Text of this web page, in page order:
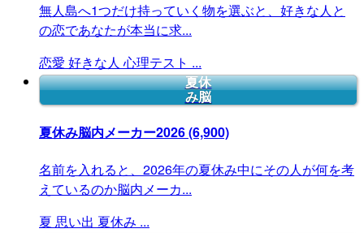
無人島へ1つだけ持っていく物を選ぶと、好きな人と
の恋であなたが本当に求...
恋愛 好きな人 心理テスト ...
夏休
み脳
夏休み脳内メーカー2026(6,900)
名前を入れると、2026年の夏休み中にその人が何を考
えているのか脳内メーカ...
夏 思い出 夏休み ...